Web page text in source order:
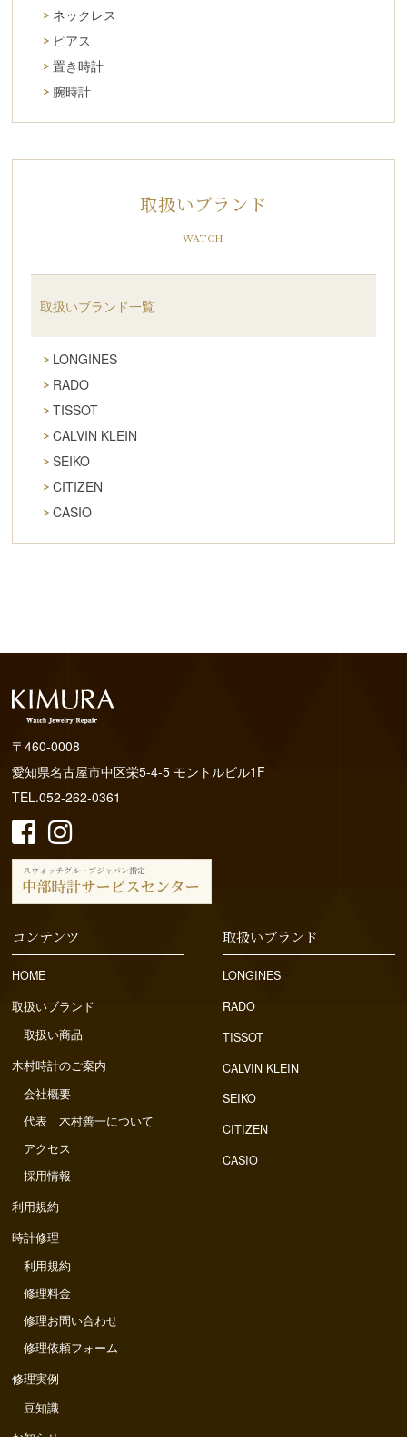
ネックレス
ピアス
置き時計
腕時計
取扱いブランド
WATCH
取扱いブランド一覧
LONGINES
RADO
TISSOT
CALVIN KLEIN
SEIKO
CITIZEN
CASIO
〒460-0008
愛知県名古屋市中区栄5-4-5 モントルビル1F
TEL.052-262-0361
コンテンツ
HOME
取扱いブランド
取扱い商品
木村時計のご案内
会社概要
代表 木村善一について
アクセス
採用情報
利用規約
時計修理
利用規約
修理料金
修理お問い合わせ
修理依頼フォーム
修理実例
豆知識
取扱いブランド
LONGINES
RADO
TISSOT
CALVIN KLEIN
SEIKO
CITIZEN
CASIO